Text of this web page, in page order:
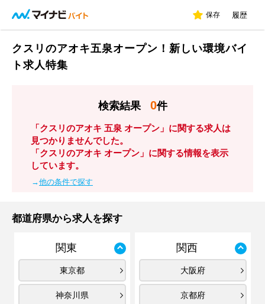
保存 履歴
クスリのアオキ五泉オープン！新しい環境バイ
ト求人特集
検索結果 0件
「クスリのアオキ 五泉 オープン」に関する求人は
見つかりませんでした。
「クスリのアオキ オープン」に関する情報を表示
しています。
→他の条件で探す
都道府県から求人を探す
関東
東京都
神奈川県
関西
大阪府
京都府